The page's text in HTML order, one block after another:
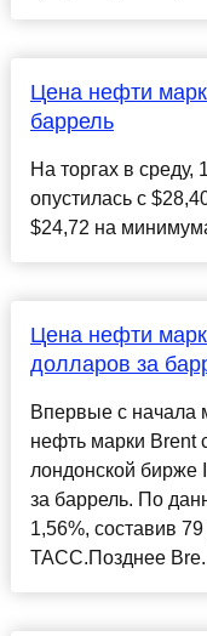
Цена нефти
баррель
На торгах в
опустилась с
$24,72 на
Цена нефти
долларов за
Впервые с начала
нефть марки Brent
лондонской
за баррель. По
1,56%, составив
ТАСС.Позднее